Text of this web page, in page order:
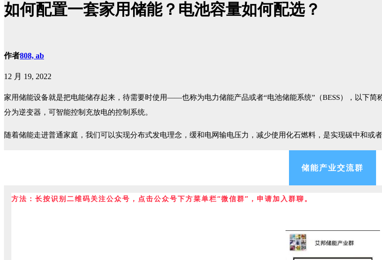
如何配置一套家用储能？电池容量如何配选？
作者808, ab
12 月 19, 2022
家用储能设备就是把电能储存起来，待需要时使用——也称为电力储能产品或者“电池储能系统”（BESS），以下简
分为逆变器，可智能控制充放电的控制系统。
随着储能走进普通家庭，我们可以实现分布式发电理念，缓和电网输电压力，减少使用化石燃料，是实现碳中和或
储能产业交流群
方法：长按识别二维码关注公众号，点击公众号下方菜单栏“微信群”，申请加入群聊。